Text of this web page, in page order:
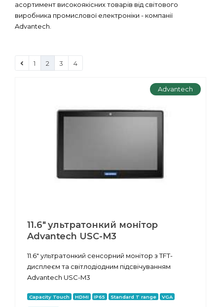
асортимент високоякісних товарів від світового
виробника промислової електроніки - компанії
Advantech.
1 2 3 4
Advantech
11.6" ультратонкий монітор
Advantech USC-M3
11.6" ультратонкий сенсорний монітор з TFT-
дисплеєм та світлодіодним підсвічуванням
Advantech USC-M3
Capacity Touch HDMI IP65 Standard T range VGA